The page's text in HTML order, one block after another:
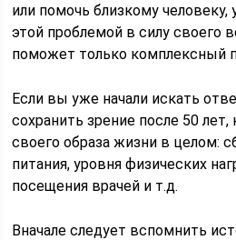
или помочь близкому
этой проблемой в силу своего
поможет только комплексный
Если вы уже начали искать
сохранить зрение после 50
своего образа жизни в целом:
питания, уровня физических
посещения врачей и т.д.
Вначале следует вспомнить